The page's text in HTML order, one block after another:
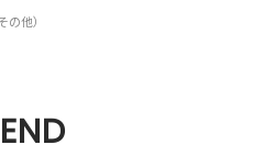
の他）